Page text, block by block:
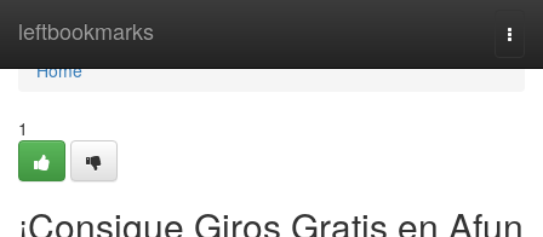
leftbookmarks
Home
Home
1
¡Consigue Giros Gratis en Afun